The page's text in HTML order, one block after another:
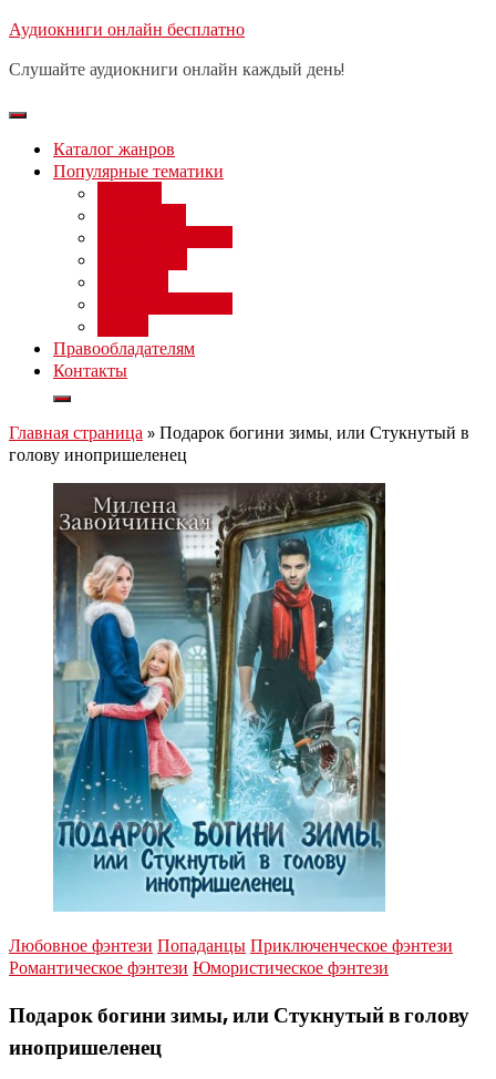
Перейти
содержимому
Аудиокниги онлайн бесплатно
Слушайте аудиокниги онлайн каждый день!
Каталог жанров
Популярные тематики
Правообладателям
Контакты
Главная страница » Подарок богини зимы, или Стукнутый в
голову инопришеленец
Любовное фэнтези Попаданцы Приключенческое фэнтези
Романтическое фэнтези Юмористическое фэнтези
Подарок богини зимы, или Стукнутый в голову
инопришеленец
Бесплатный вебинар: заработок
день